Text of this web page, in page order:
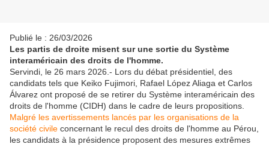
Publié le : 26/03/2026
Les partis de droite misent sur une sortie du Système
interaméricain des droits de l'homme.
Servindi, le 26 mars 2026.- Lors du débat présidentiel, des
candidats tels que Keiko Fujimori, Rafael López Aliaga et Carlos
Álvarez ont proposé de se retirer du Système interaméricain des
droits de l'homme (CIDH) dans le cadre de leurs propositions.
Malgré les avertissements lancés par les organisations de la
société civile concernant le recul des droits de l'homme au Pérou,
les candidats à la présidence proposent des mesures extrêmes